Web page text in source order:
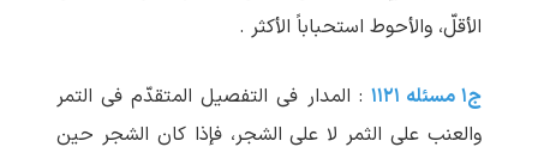
الأقلّ، والأحوط استحباباً الأکثر .
ج۱ مسئله ۱۱۲۱
: المدار فی التفصیل المتقدّم فی التمر
والعنب علی الثمر لا علی الشجر، فإذا کان الشجر حین